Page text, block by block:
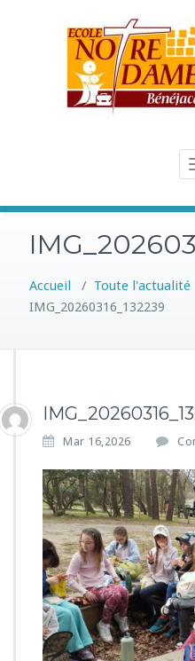
Accueil / Toute l'actualité
IMG_20260316_132239
Mar 16,2026